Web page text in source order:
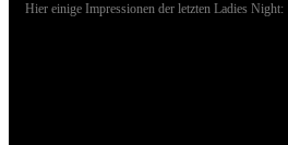
Hier einige Impressionen der letzten Ladies Night: